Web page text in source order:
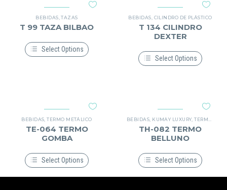
BEBIDAS ,TAZAS
T 99 TAZA BILBAO
Select Options
Este
opciones
se
pueden
elegir
en
página
de
BEBIDAS CILINDRO DE PLÁSTICO
T 134 CILINDRO
DEXTER
Select Options
Este
Las
opciones
se
pueden
elegir
la
página
de
BEBIDAS ,TERMO METÁLICO
TE-064 TERMO
GOMBA
Select Options
Este
producto
BEBIDAS KUMAY LUXURY ,TERMO METÁLICO
TH-082 TERMO
BELLUNO
Select Options
Este
producto